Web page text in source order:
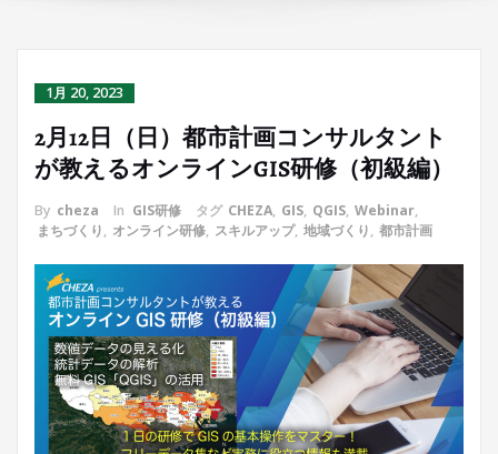
1月 20, 2023
2月12日（日）都市計画コンサルタント
が教えるオンラインGIS研修（初級編）
By cheza In GIS研修 タグ CHEZA, GIS, QGIS, Webinar,
まちづくり, オンライン研修, スキルアップ, 地域づくり, 都市計画